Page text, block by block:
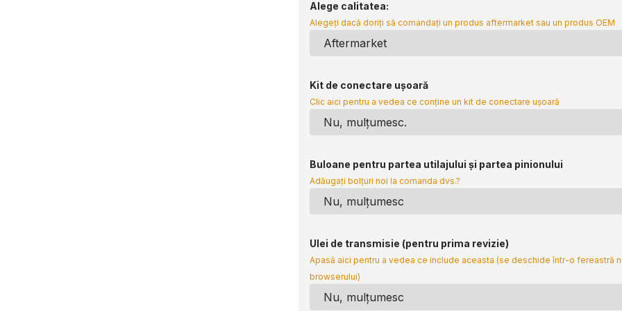
Alege calitatea:
Alegeți dacă doriți să comandați un produs aftermarket sau un produs OEM
Kit de conectare ușoară
Clic aici pentru a vedea ce conține un kit de conectare ușoară
Buloane pentru partea utilajului și partea pinionului
Adăugați bolțuri noi la comanda dvs.?
Ulei de transmisie (pentru prima revizie)
Apasă aici pentru a vedea ce include aceasta (se deschide într-o fereastră
browserului)